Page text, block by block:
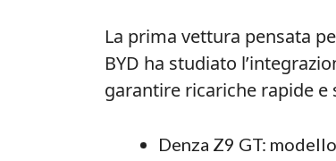
La prima vettura pensata
BYD ha studiato
garantire ricariche rapide e
Denza Z9 GT: